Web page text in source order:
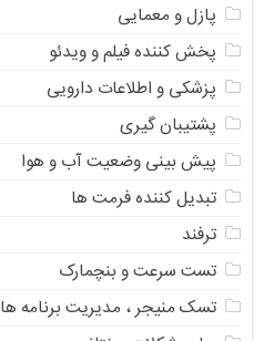
پازل و معمایی
پخش کننده فیلم و ویدئو
پزشکی و اطلاعات دارویی
پشتیبان گیری
پیش بینی وضعیت آب و هوا
تبدیل کننده فرمت ها
ترفند
تست سرعت و بنچمارک
تسک منیجر ، مدیریت برنامه ها